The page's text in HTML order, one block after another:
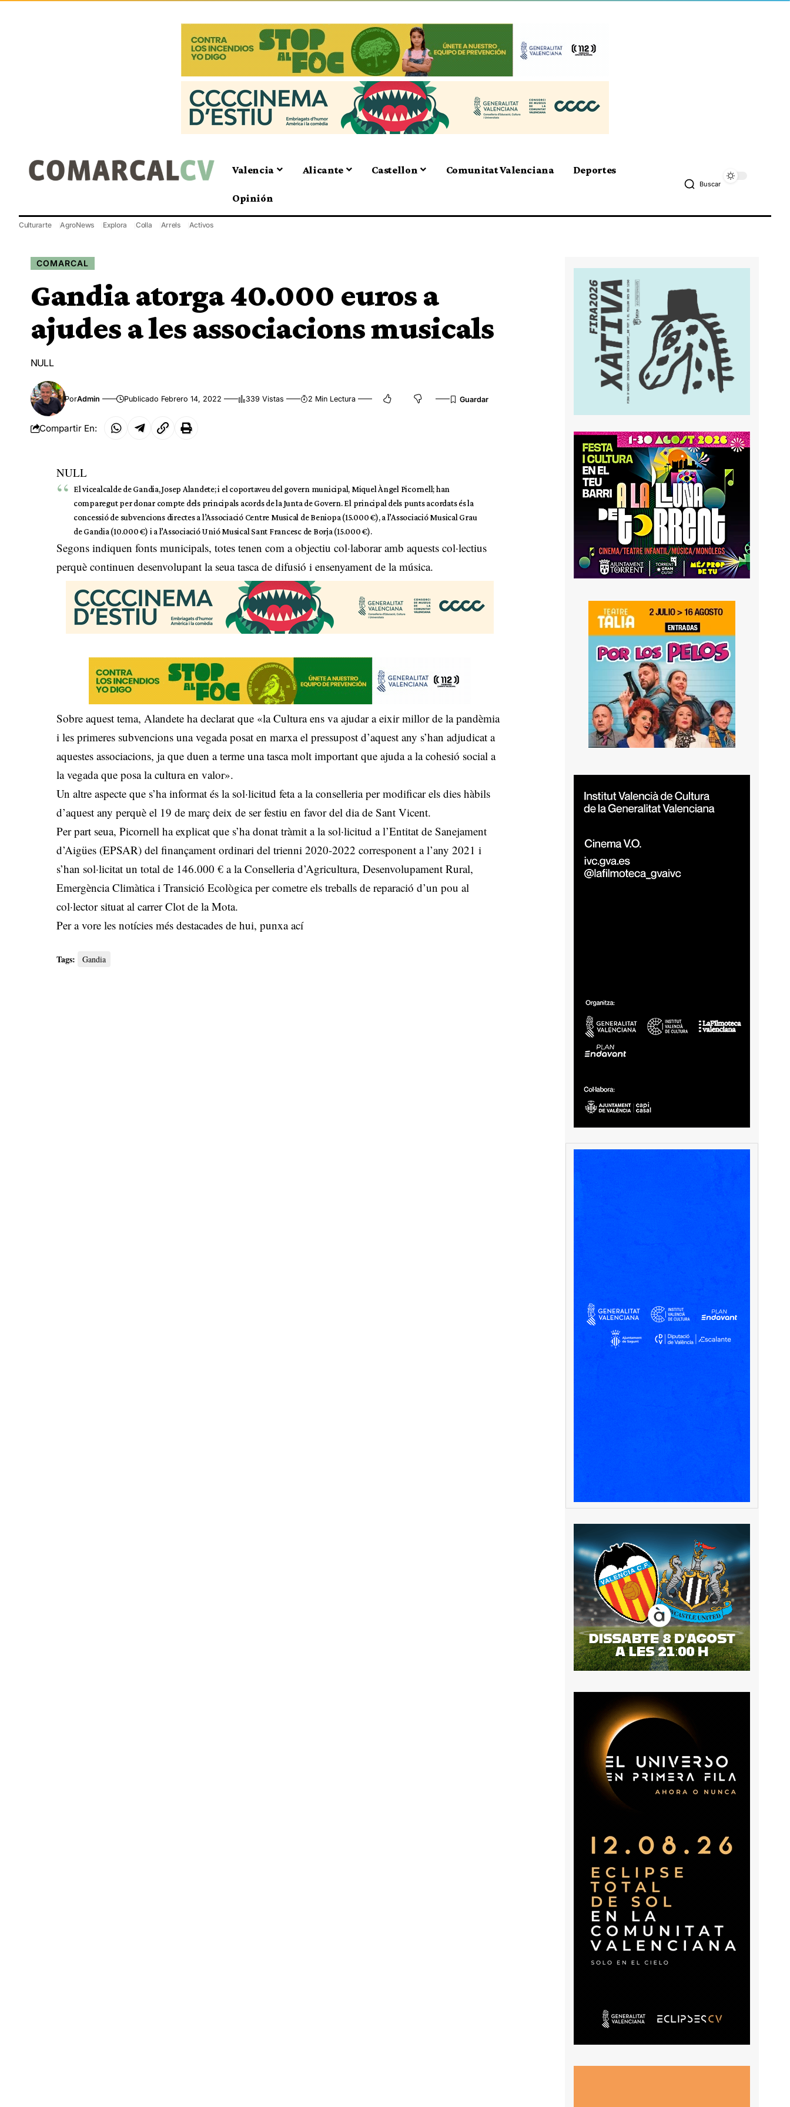
Valencia Alicante Castellon Comunitat Valenciana Deportes
Opinión
Buscar
Culturarte AgroNews Explora Colla Arrels Activos
COMARCAL
Gandia atorga 40.000 euros a
ajudes a les associacions musicals
NULL
PorAdmin Publicado Febrero 14, 2022 339 Vistas 2 Min Lectura
Compartir En:
NULL
El vicealcalde de Gandia, Josep Alandete; i el coportaveu del govern municipal, Miquel Àngel Picornell; han
comparegut per donar compte dels principals acords de la Junta de Govern. El principal dels punts acordats és la
concessió de subvencions directes a l’Associació Centre Musical de Beniopa (15.000 €), a l’Associació Musical Grau
de Gandia (10.000 €) i a l’Associació Unió Musical Sant Francesc de Borja (15.000 €).
Segons indiquen fonts municipals, totes tenen com a objectiu col·laborar amb aquests col·lectius
perquè continuen desenvolupant la seua tasca de difusió i ensenyament de la música.
Sobre aquest tema, Alandete ha declarat que «la Cultura ens va ajudar a eixir millor de la pandèmia
i les primeres subvencions una vegada posat en marxa el pressupost d’aquest any s’han adjudicat a
aquestes associacions, ja que duen a terme una tasca molt important que ajuda a la cohesió social a
la vegada que posa la cultura en valor».
Un altre aspecte que s’ha informat és la sol·licitud feta a la conselleria per modificar els dies hàbils
d’aquest any perquè el 19 de març deix de ser festiu en favor del dia de Sant Vicent.
Per part seua, Picornell ha explicat que s’ha donat tràmit a la sol·licitud a l’Entitat de Sanejament
d’Aigües (EPSAR) del finançament ordinari del trienni 2020-2022 corresponent a l’any 2021 i
s’han sol·licitat un total de 146.000 € a la Conselleria d’Agricultura, Desenvolupament Rural,
Emergència Climàtica i Transició Ecològica per cometre els treballs de reparació d’un pou al
col·lector situat al carrer Clot de la Mota.
Per a vore les notícies més destacades de hui,punxa ací
Tags: Gandia